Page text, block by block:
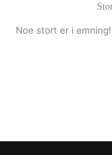
Noe stort er i